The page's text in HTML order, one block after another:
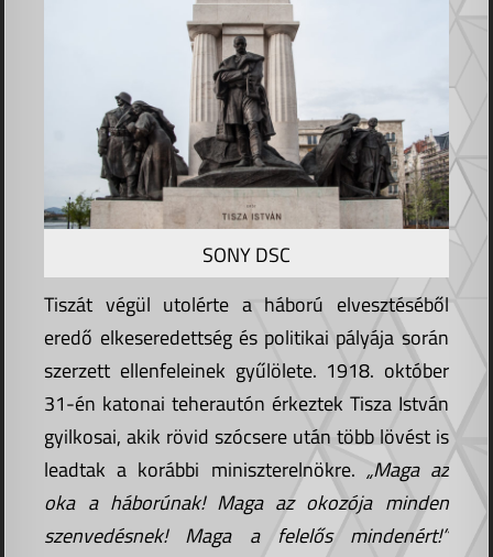
SONY DSC
Tiszát végül utolérte a háború elvesztéséből
eredő elkeseredettség és politikai pályája során
szerzett ellenfeleinek gyűlölete. 1918. október
31-én katonai teherautón érkeztek Tisza István
gyilkosai, akik rövid szócsere után több lövést is
leadtak a korábbi miniszterelnökre. „Maga az
oka a háborúnak! Maga az okozója minden
szenvedésnek! Maga a felelős mindenért!”